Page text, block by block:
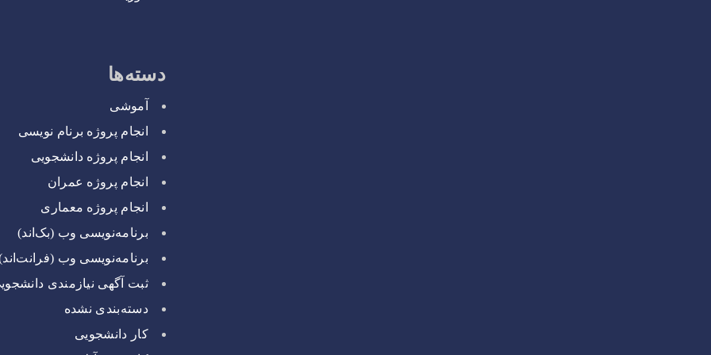
دسته‌ها
آموشی
انجام پروژه برنام نویسی
انجام پروژه دانشجویی
انجام پروژه عمران
انجام پروژه معماری
برنامه‌نویسی وب (بک‌اند)
برنامه‌نویسی وب
ثبت آگهی نیازمندی
دسته‌بندی نشده
کار دانشجویی